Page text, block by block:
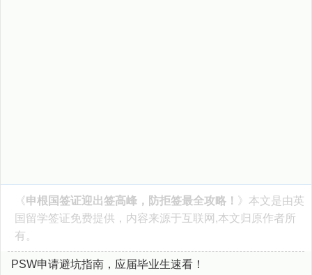
《申根国签证迎出签高峰，防拒签最全攻略！ 》本文是由英
国留学签证免费提供，内容来源于互联网,本文归原作者所
有。
PSW申请避坑指南，应届毕业生速看！